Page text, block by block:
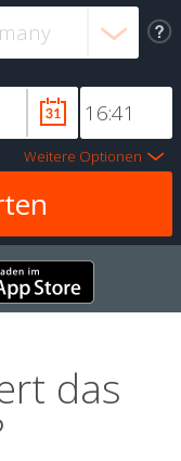
Weitere Optionen
das